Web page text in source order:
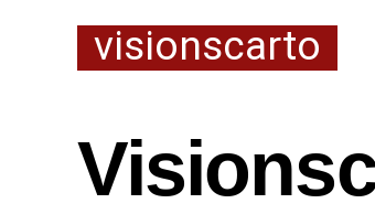
visionscarto